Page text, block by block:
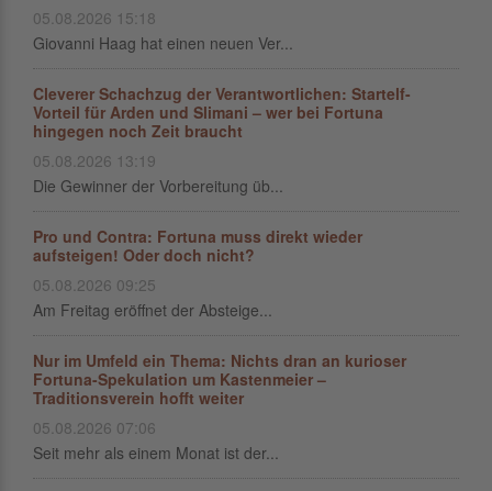
05.08.2026 15:18
Giovanni Haag hat einen neuen Ver...
Cleverer Schachzug der Verantwortlichen: Startelf-
Vorteil für Arden und Slimani – wer bei Fortuna
hingegen noch Zeit braucht
05.08.2026 13:19
Die Gewinner der Vorbereitung üb...
Pro und Contra: Fortuna muss direkt wieder
aufsteigen! Oder doch nicht?
05.08.2026 09:25
Am Freitag eröffnet der Absteige...
Nur im Umfeld ein Thema: Nichts dran an kurioser
Fortuna-Spekulation um Kastenmeier –
Traditionsverein hofft weiter
05.08.2026 07:06
Seit mehr als einem Monat ist der...